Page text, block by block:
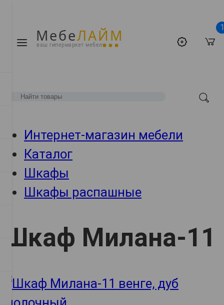
МебеЛАЙМ
ваш гипермаркет мебели
1
Интернет-магазин мебели
Каталог
Шкафы
Шкафы распашные
Шкаф Милана-11